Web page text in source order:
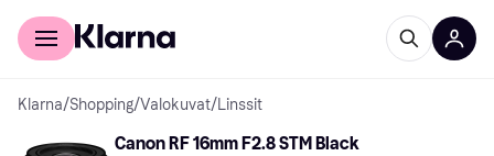
Kuluttajille
Klarna/Shopping/Valokuvat/Linssit
Canon RF 16mm F2.8 STM Black